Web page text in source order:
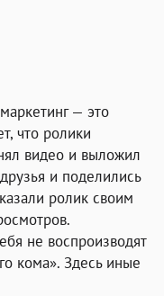
— это
что ролики
видео и выложил
и поделились
ролик своим
не воспроизводят
кома». Здесь иные